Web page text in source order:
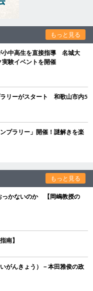
もっと見る
小中高生を直接指導 名城大
験イベントを開催
リーがスタート 和歌山市内5
プラリー」開催！謎解きを楽
もっと見る
っかないのか 【岡嶋教授の
南】
がんきょう）－本田雅俊の政